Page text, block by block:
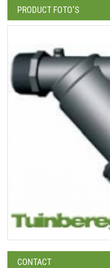
PRODUCT FOTO'S
CONTACT